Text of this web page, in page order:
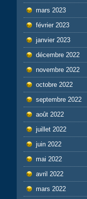
mars 2023
février 2023
janvier 2023
décembre 2022
novembre 2022
octobre 2022
septembre 2022
août 2022
juillet 2022
juin 2022
mai 2022
avril 2022
mars 2022